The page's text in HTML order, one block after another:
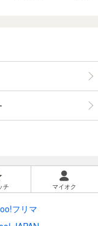
チ マイオク
フリマ